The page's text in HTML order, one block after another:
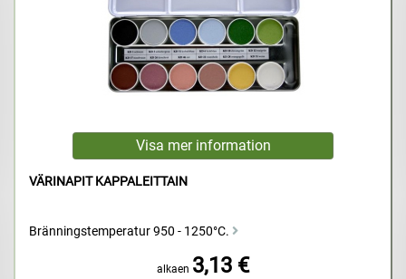
VÄRINAPIT KAPPALEITTAIN
Bränningstemperatur 950 - 1250°C.
alkaen 3,13 €